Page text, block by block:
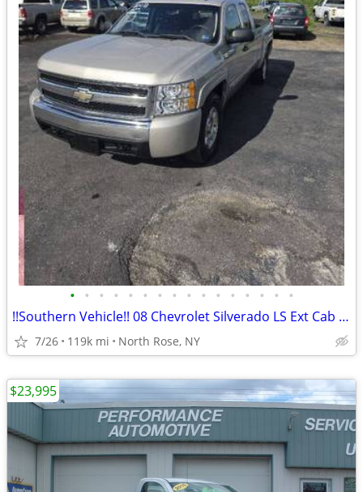
• • • • • • • • • • • • • • • •
!!Southern Vehicle!! 08 Chevrolet Silverado LS Ext Cab 5.3L V8 6.5 bed
7/26 119k mi North Rose, NY
$23,995